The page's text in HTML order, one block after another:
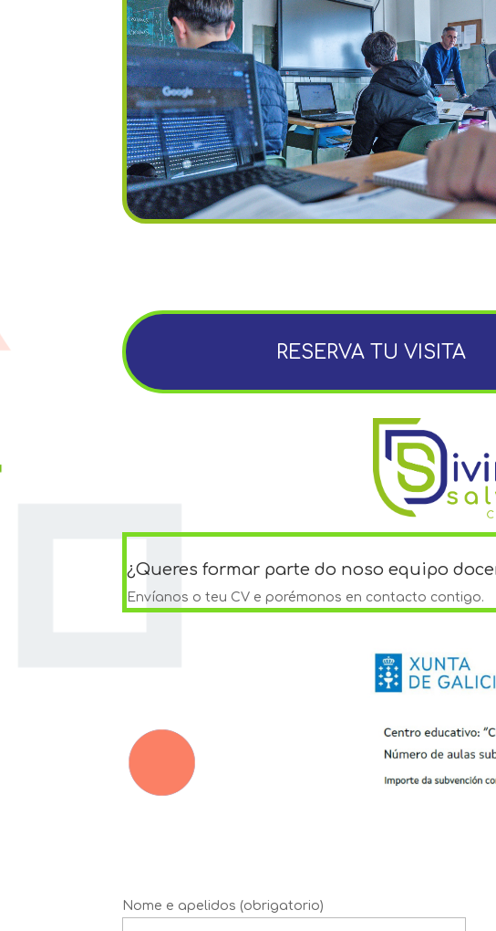
RESERVA TU VISITA
¿Queres formar parte do noso equipo
Envíanos o teu CV e porémonos en contacto contigo.
Nome e apelidos (obrigatorio)